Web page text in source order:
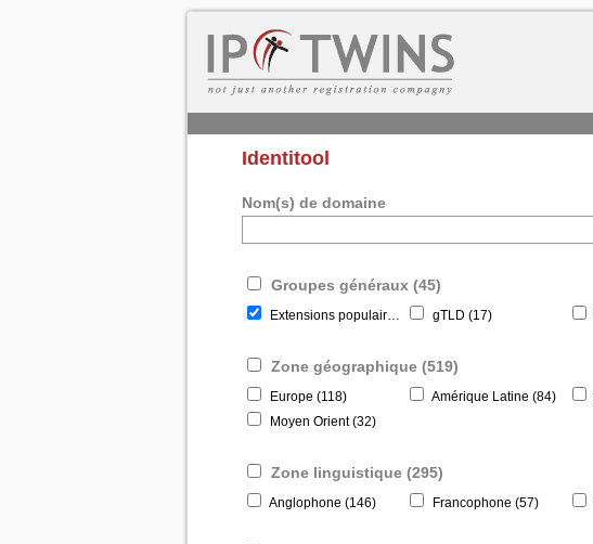
Identitool
Nom(s) de domaine
Groupes généraux (45)
Extensions populaires (22) gTLD (17)
Zone géographique (519)
Europe (118) Amérique Latine (84)
Moyen Orient (32)
Zone linguistique (295)
Anglophone (146) Francophone (57)